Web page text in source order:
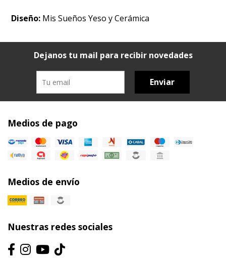
Diseño: Mis Sueños Yeso y Cerámica
Dejanos tu mail para recibir novedades
Enviar
Medios de pago
Medios de envío
Nuestras redes sociales